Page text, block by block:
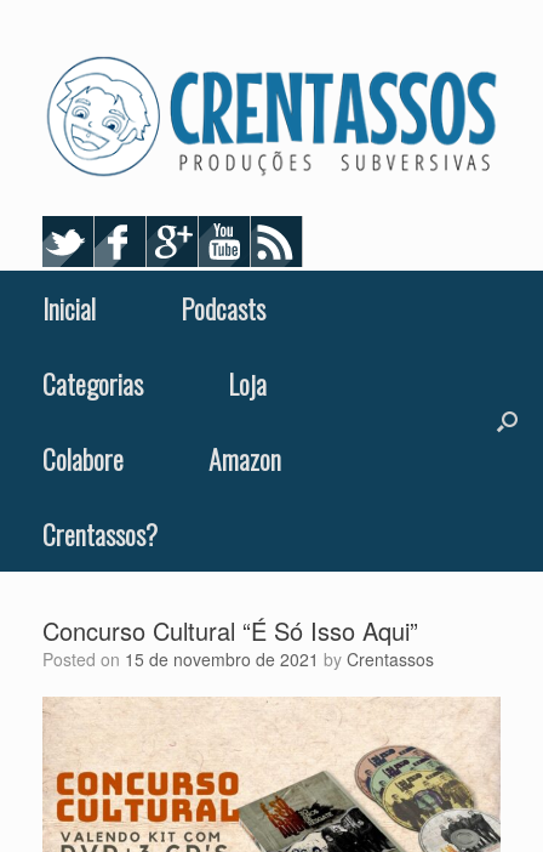
Inicial
Podcasts
Categorias
Loja
Colabore
Amazon
Crentassos?
Concurso Cultural “É Só Isso Aqui”
Posted on 15 de novembro de 2021 by Crentassos